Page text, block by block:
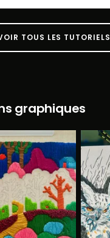
TOUS LES TUTORIELS
graphiques